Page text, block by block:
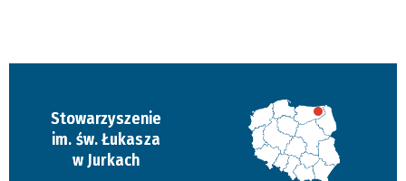
Stowarzyszenie
im. św. Łukasza
w Jurkach